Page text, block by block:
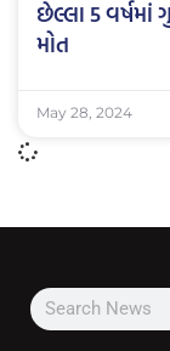
છેલ્લા 5 વર્ષમાં
મોત
May 28, 2024